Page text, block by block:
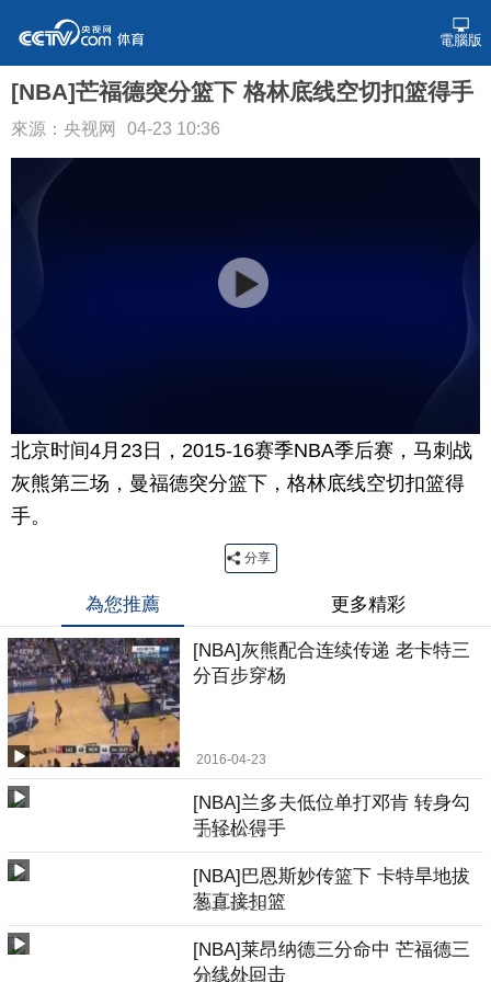
電腦版
[NBA]芒福德突分篮下 格林底线空切扣篮得手
來源：央视网 04-23 10:36
北京时间4月23日，2015-16赛季NBA季后赛，马刺战
灰熊第三场，曼福德突分篮下，格林底线空切扣篮得
手。
分享
為您推薦 更多精彩
[NBA]灰熊配合连续传递 老卡特三
分百步穿杨
2016-04-23
[NBA]兰多夫低位单打邓肯 转身勾
手轻松得手
2016-04-23
[NBA]巴恩斯妙传篮下 卡特旱地拔
葱直接扣篮
2016-04-23
[NBA]莱昂纳德三分命中 芒福德三
分线外回击